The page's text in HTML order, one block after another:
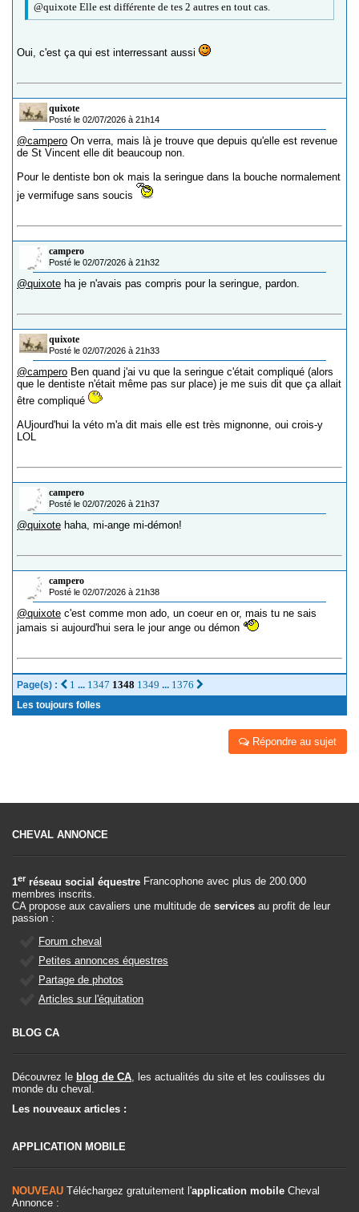
@quixote Elle est différente de tes 2 autres en tout cas.
Oui, c'est ça qui est interressant aussi
quixote
Posté le 02/07/2026 à 21h14
@campero On verra, mais là je trouve que depuis qu'elle est revenue
de St Vincent elle dit beaucoup non.
Pour le dentiste bon ok mais la seringue dans la bouche normalement
je vermifuge sans soucis
campero
Posté le 02/07/2026 à 21h32
@quixote ha je n'avais pas compris pour la seringue, pardon.
quixote
Posté le 02/07/2026 à 21h33
@campero Ben quand j'ai vu que la seringue c'était compliqué (alors
que le dentiste n'était même pas sur place) je me suis dit que ça allait
être compliqué
AUjourd'hui la véto m'a dit mais elle est très mignonne, oui crois-y
LOL
campero
Posté le 02/07/2026 à 21h37
@quixote haha, mi-ange mi-démon!
campero
Posté le 02/07/2026 à 21h38
@quixote c'est comme mon ado, un coeur en or, mais tu ne sais
jamais si aujourd'hui sera le jour ange ou démon
Page(s) : 1 ... 1347 1348 1349 ... 1376
Les toujours folles
Répondre au sujet
CHEVAL ANNONCE
1er réseau social équestre Francophone avec plus de 200.000
membres inscrits.
CA propose aux cavaliers une multitude de services au profit de leur
passion :
Forum cheval
Petites annonces équestres
Partage de photos
Articles sur l'équitation
BLOG CA
Découvrez le blog de CA , les actualités du site et les coulisses du
monde du cheval.
Les nouveaux articles :
APPLICATION MOBILE
NOUVEAU Téléchargez gratuitement l'application mobile Cheval
Annonce :